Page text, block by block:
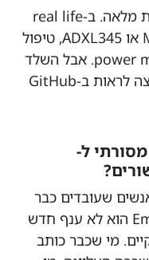
שימו לב: הקוד הזה מדגים שרשרת מלאה. ב-real life
תוסיפו קריאה מחיישן MPU6050 או ADXL345, טיפול
ב-buffer מעגלי, ו-power management. אבל השלד
הזה עובד — וזה מה שמעסיק רוצה לראות ב-GitHub
מה ההבדל בין Embedded מסורתי ל-
שעובדים כבר
בתעשייה. התשובה: Embedded AI הוא לא ענף חדש
מי שכבר כותב